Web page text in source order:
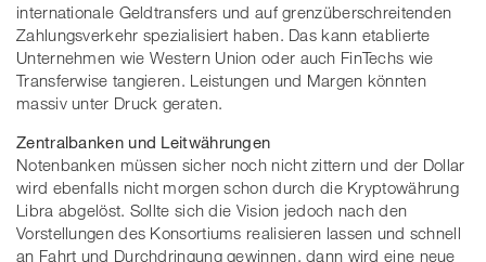
internationale Geldtransfers und auf grenzüberschreitenden
Zahlungsverkehr spezialisiert haben. Das kann etablierte
Unternehmen wie Western Union oder auch FinTechs wie
Transferwise tangieren. Leistungen und Margen könnten
massiv unter Druck geraten.
Zentralbanken und Leitwährungen
Notenbanken müssen sicher noch nicht zittern und der Dollar
wird ebenfalls nicht morgen schon durch die Kryptowährung
Libra abgelöst. Sollte sich die Vision jedoch nach den
Vorstellungen des Konsortiums realisieren lassen und schnell
an Fahrt und Durchdringung gewinnen, dann wird eine neue